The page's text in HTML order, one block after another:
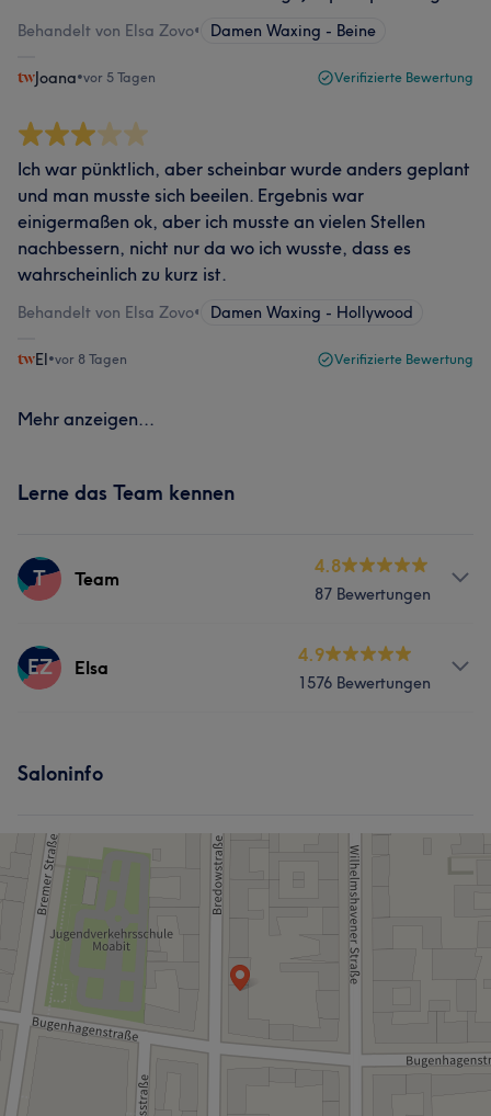
Behandelt von Elsa Zovo• Damen Waxing - Beine
Joana•vor 5 Tagen Verifizierte Bewertung
Ich war pünktlich, aber scheinbar wurde anders geplant
und man musste sich beeilen. Ergebnis war
einigermaßen ok, aber ich musste an vielen Stellen
nachbessern, nicht nur da wo ich wusste, dass es
wahrscheinlich zu kurz ist.
Behandelt von Elsa Zovo• Damen Waxing - Hollywood
El•vor 8 Tagen Verifizierte Bewertung
Mehr anzeigen...
Lerne das Team kennen
T Team
4.8
87 Bewertungen
Services
EZ Elsa
4.9
1576 Bewertungen
Was unsere Kunden über Elsa sagen
Herzlich 41 Professionell Freundlich
Kompetent 27
Saloninfo